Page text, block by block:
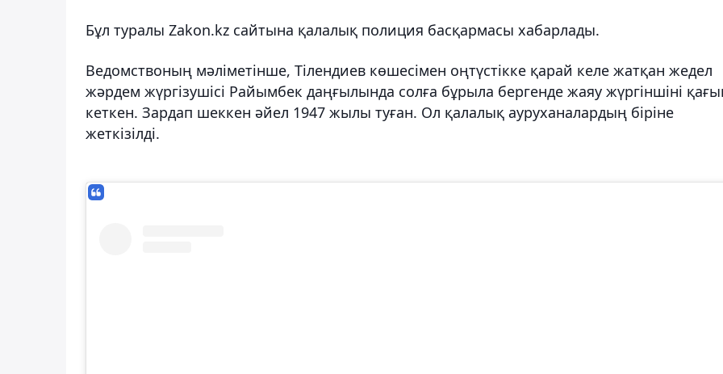
Бұл туралы Zakon.kz сайтына қалалық полиция басқармасы хабарлады.
Ведомствоның мәліметінше, Тілендиев көшесімен оңтүстікке қарай келе жатқан жедел
жәрдем жүргізушісі Райымбек даңғылында солға бұрыла бергенде жаяу жүргіншіні
кеткен. Зардап шеккен әйел 1947 жылы туған. Ол қалалық ауруханалардың біріне
жеткізілді.